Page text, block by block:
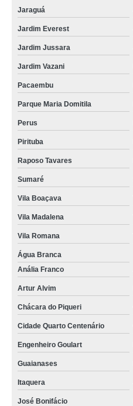
Jaraguá
Jardim Everest
Jardim Jussara
Jardim Vazani
Pacaembu
Parque Maria Domitila
Perus
Pirituba
Raposo Tavares
Sumaré
Vila Boaçava
Vila Madalena
Vila Romana
Água Branca
Anália Franco
Artur Alvim
Chácara do Piqueri
Cidade Quarto Centenário
Engenheiro Goulart
Guaianases
Itaquera
José Bonifácio